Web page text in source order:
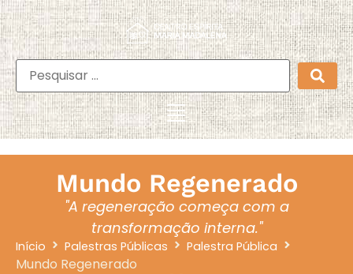
Mundo Regenerado
"A regeneração começa com a
transformação interna."
Início Palestras Públicas Palestra Pública
Mundo Regenerado